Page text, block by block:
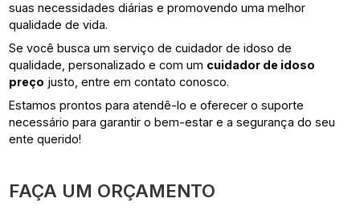
suas necessidades diárias e promovendo uma melhor
qualidade de vida.
Se você busca um serviço de cuidador de idoso de
qualidade, personalizado e com um cuidador de idoso
preço justo, entre em contato conosco.
Estamos prontos para atendê-lo e oferecer o suporte
necessário para garantir o bem-estar e a segurança do seu
ente querido!
FAÇA UM ORÇAMENTO